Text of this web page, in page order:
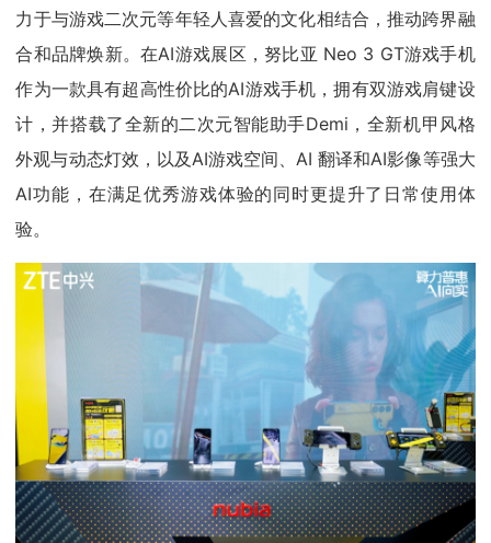
力于与游戏二次元等年轻人喜爱的文化相结合，推动跨界融
合和品牌焕新。在AI游戏展区，努比亚 Neo 3 GT游戏手机
作为一款具有超高性价比的AI游戏手机，拥有双游戏肩键设
计，并搭载了全新的二次元智能助手Demi，全新机甲风格
外观与动态灯效，以及AI游戏空间、AI 翻译和AI影像等强大
AI功能，在满足优秀游戏体验的同时更提升了日常使用体
验。